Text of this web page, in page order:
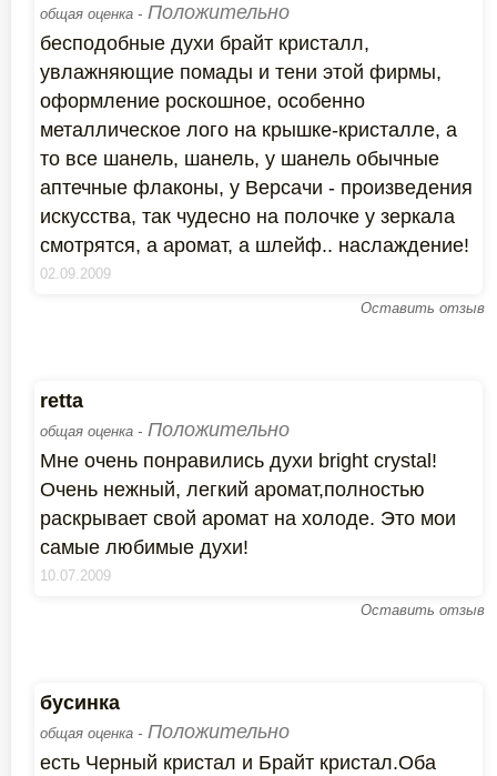
общая оценка - Положительно
бесподобные духи брайт кристалл,
увлажняющие помады и тени этой фирмы,
оформление роскошное, особенно
металлическое лого на крышке-кристалле, а
то все шанель, шанель, у шанель обычные
аптечные флаконы, у Версачи - произведения
искусства, так чудесно на полочке у зеркала
смотрятся, а аромат, а шлейф.. наслаждение!
02.09.2009
Оставить отзыв
retta
общая оценка - Положительно
Мне очень понравились духи bright crystal!
Очень нежный, легкий аромат,полностью
раскрывает свой аромат на холоде. Это мои
самые любимые духи!
10.07.2009
Оставить отзыв
бусинка
общая оценка - Положительно
есть Черный кристал и Брайт кристал.Оба